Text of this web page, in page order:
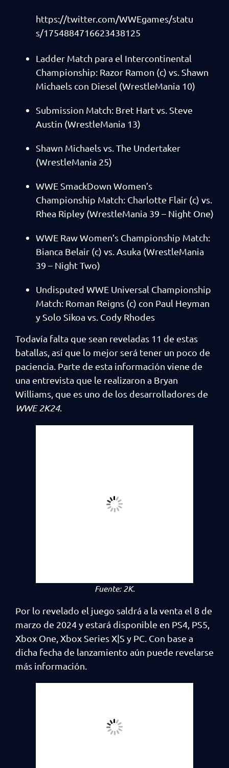
https://twitter.com/WWEgames/statu
s/1754884716623438125
Ladder Match para el Intercontinental
Championship: Razor Ramon (c) vs. Shawn
Michaels con Diesel (WrestleMania 10)
Submission Match: Bret Hart vs. Steve
Austin (WrestleMania 13)
Shawn Michaels vs. The Undertaker
(WrestleMania 25)
WWE SmackDown Women’s
Championship Match: Charlotte Flair (c) vs.
Rhea Ripley (WrestleMania 39 – Night One)
WWE Raw Women’s Championship Match:
Bianca Belair (c) vs. Asuka (WrestleMania
39 – Night Two)
Undisputed WWE Universal Championship
Match: Roman Reigns (c) con Paul Heyman
y Solo Sikoa vs. Cody Rhodes
Todavía falta que sean reveladas 11 de estas
batallas, así que lo mejor será tener un poco de
paciencia. Parte de esta información viene de
una entrevista que le realizaron a Bryan
Williams, que es uno de los desarrolladores de
WWE 2K24.
Fuente:2K.
Por lo revelado el juego saldrá a la venta el 8 de
marzo de 2024 y estará disponible en PS4, PS5,
Xbox One, Xbox Series X|S y PC. Con base a
dicha fecha de lanzamiento aún puede revelarse
más información.